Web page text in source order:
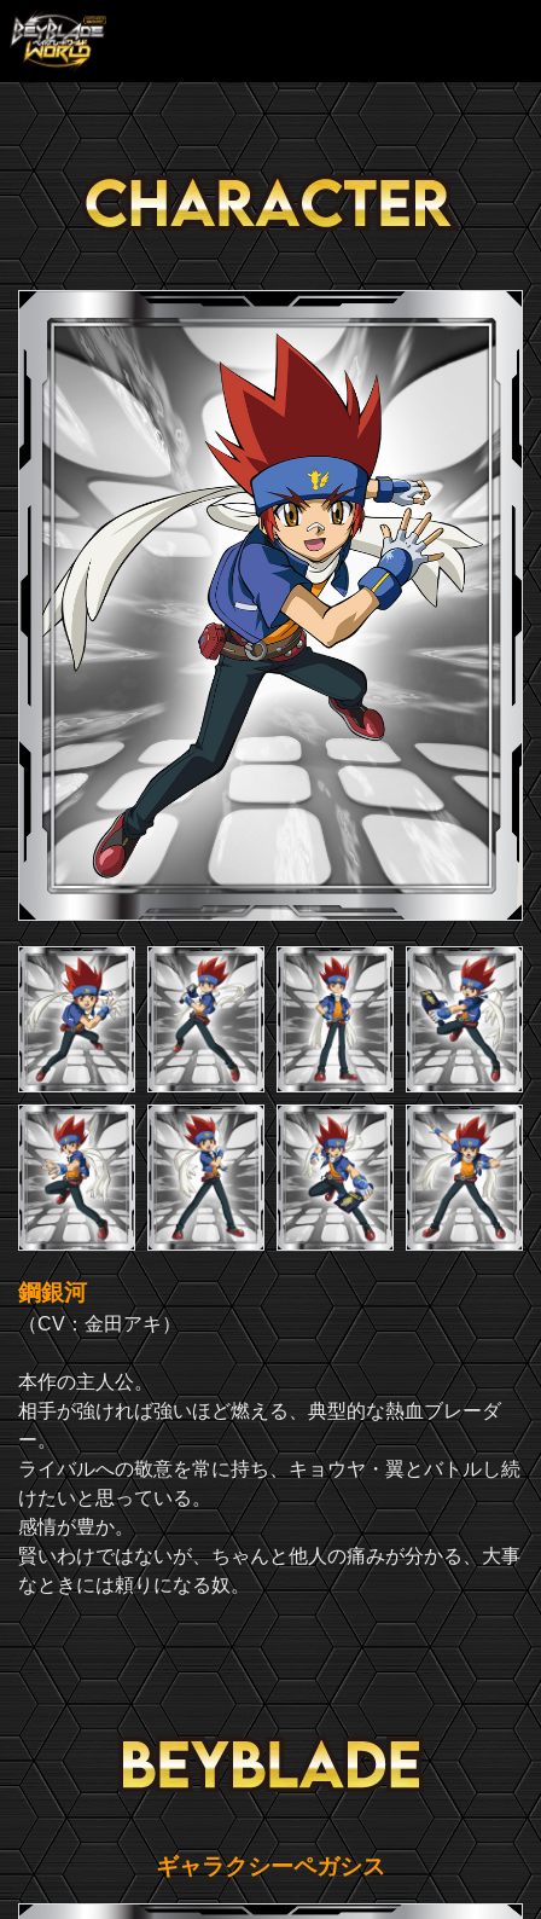
鋼銀河
（CV：金田アキ）
本作の主人公。
相手が強ければ強いほど燃える、典型的な熱血ブレーダ
ー。
ライバルへの敬意を常に持ち、キョウヤ・翼とバトルし続
けたいと思っている。
感情が豊か。
賢いわけではないが、ちゃんと他人の痛みが分かる、大事
なときには頼りになる奴。
ギャラクシーペガシス